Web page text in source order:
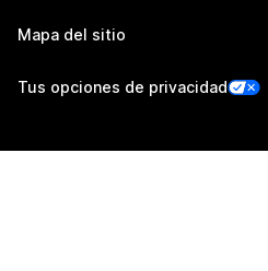
Mapa del sitio
Tus opciones de privacidad